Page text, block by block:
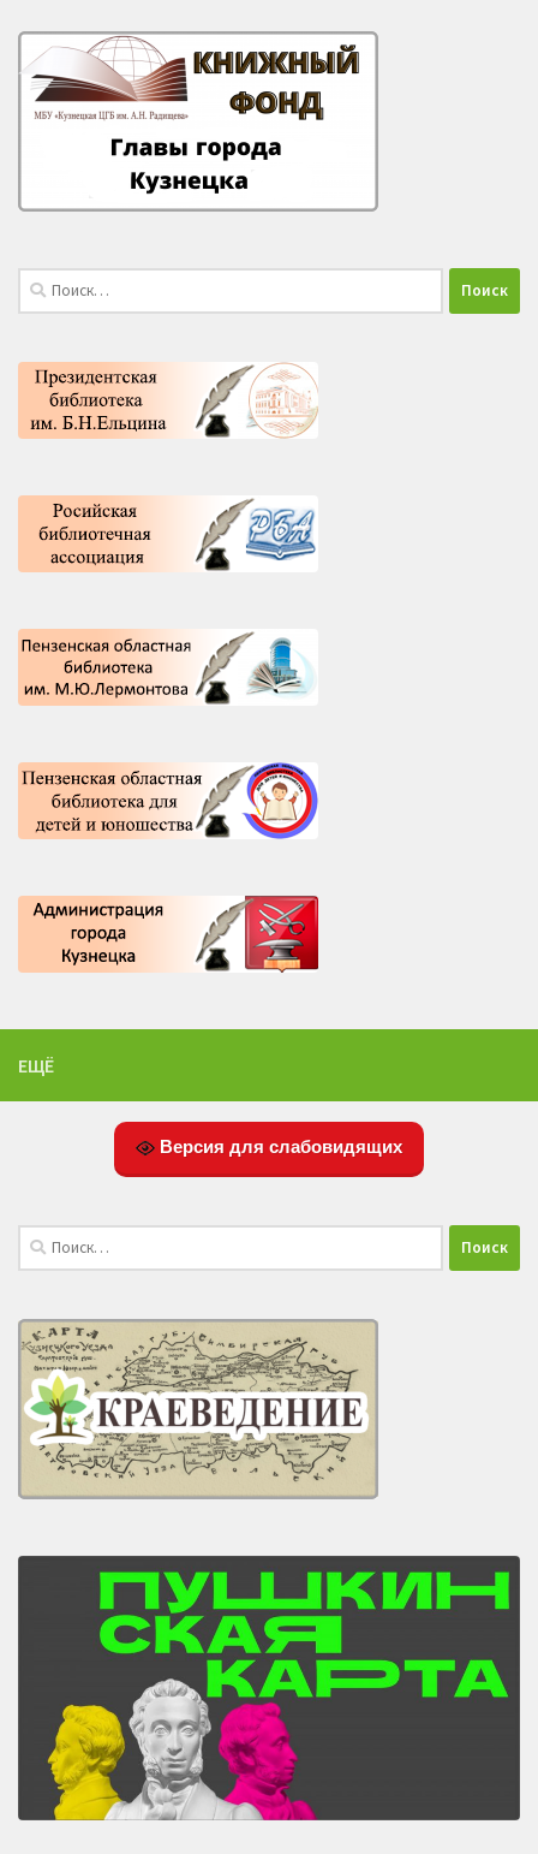
Найти:
ЕЩЁ
Версия для слабовидящих
Найти: